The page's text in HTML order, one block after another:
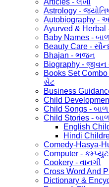
Astrology -
Autobiography -
Ayurved &
Baby Names -
Beauty Care -
Bhajan - ભજન
Biography -
Books Set
સેટ
Business
Child
Child Songs - બાળ
Child Stories -
English
Hindi
Comedy-Hasya-
Computer -
Cookery - વાનગી
Cross Word And
Dictionary &